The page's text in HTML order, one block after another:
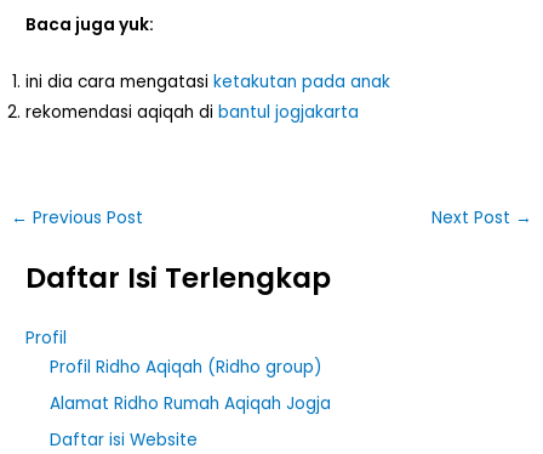
Baca juga yuk:
ini dia cara mengatasiketakutan pada anak
rekomendasi aqiqah dibantul jogjakarta
← Previous Post Next Post →
Daftar Isi Terlengkap
Profil
Profil Ridho Aqiqah (Ridho group)
Alamat Ridho Rumah Aqiqah Jogja
Daftar isi Website